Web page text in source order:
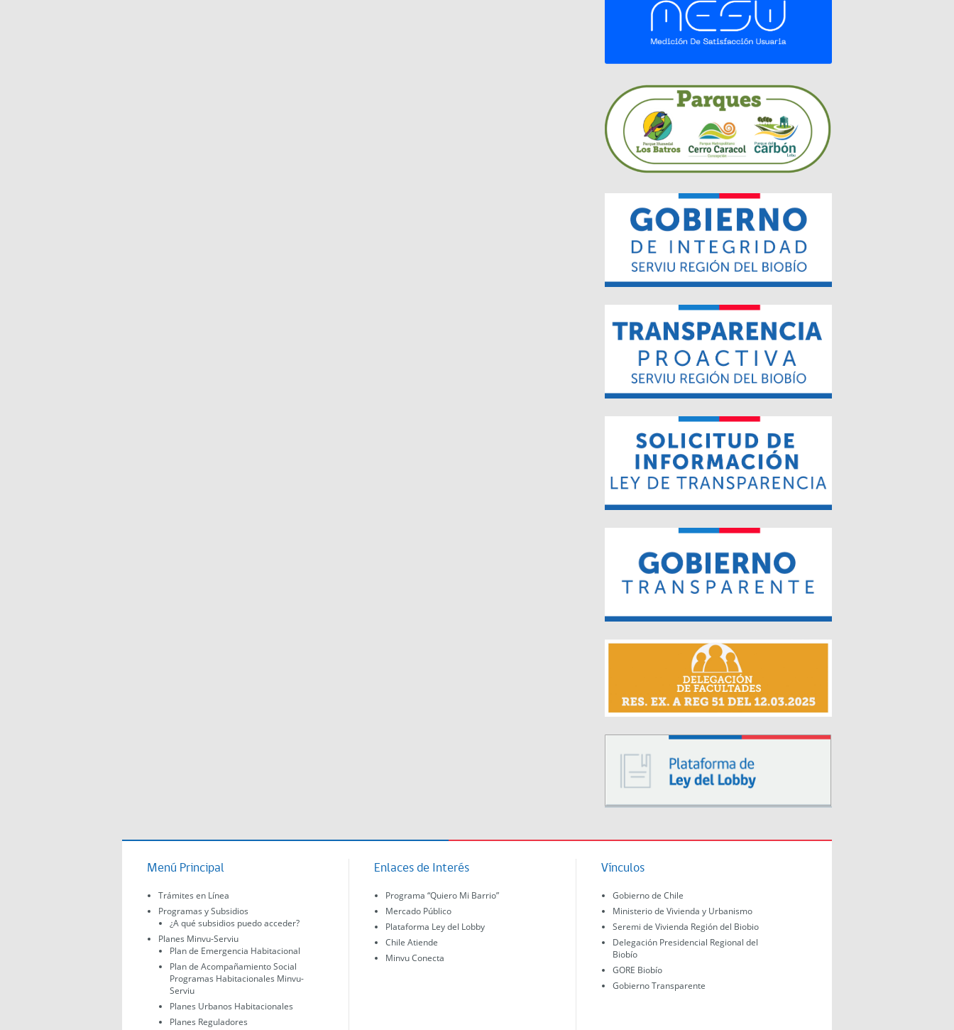
Menú Principal
Trámites en Línea
Programas y Subsidios
¿A qué subsidios puedo acceder?
Planes Minvu-Serviu
Plan de Emergencia Habitacional
Plan de Acompañamiento Social
Programas Habitacionales Minvu-
Serviu
Planes Urbanos Habitacionales
Planes Reguladores
Enlaces de Interés
Programa “Quiero Mi Barrio”
Mercado Público
Plataforma Ley del Lobby
Chile Atiende
Minvu Conecta
Vínculos
Gobierno de Chile
Ministerio de Vivienda y Urbanismo
Seremi de Vivienda Región del Biobio
Delegación Presidencial Regional del
Biobío
GORE Biobío
Gobierno Transparente